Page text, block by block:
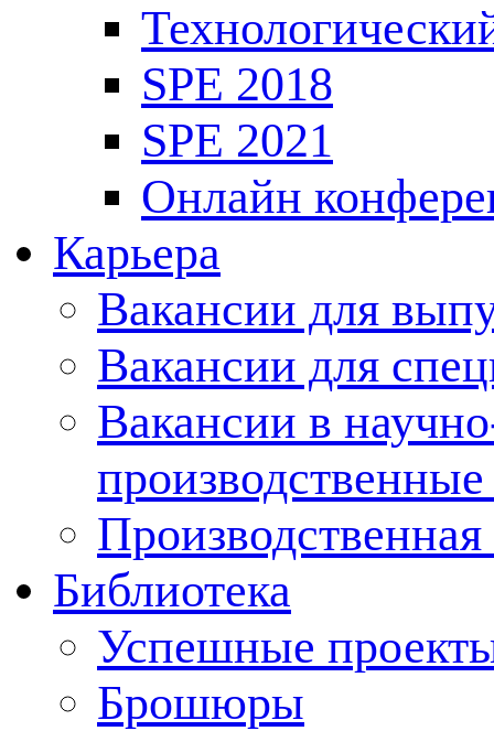
SPE 2018
SPE 2021
Онлайн
Карьера
Вакансии для
Вакансии для
Вакансии в
Производственная
Библиотека
Успешные
Брошюры